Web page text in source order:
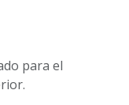
para el